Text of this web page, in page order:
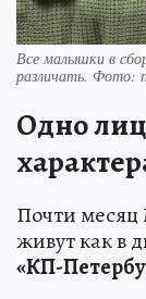
Все малышки в
различать. Фото:
Одно
Почти
живут как в
«КП-